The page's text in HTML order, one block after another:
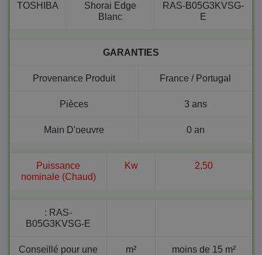
TOSHIBA
Shorai Edge
Blanc
RAS-B05G3KVSG-
E
GARANTIES
Provenance Produit France / Portugal
Pièces 3 ans
Main D'oeuvre 0 an
Puissance
nominale (Chaud)
Kw 2,50
: RAS-
B05G3KVSG-E
Conseillé pour une
m² moins de 15 m²